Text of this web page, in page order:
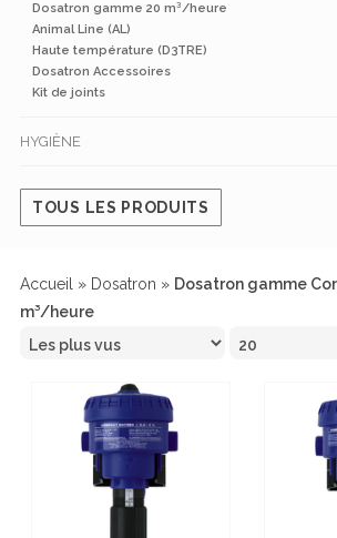
Dosatron gamme 20 m³/heure
Animal Line (AL)
Haute température (D3TRE)
Dosatron Accessoires
Kit de joints
HYGIÈNE
TOUS LES PRODUITS
Accueil » Dosatron » Dosatron gamme
m³/heure